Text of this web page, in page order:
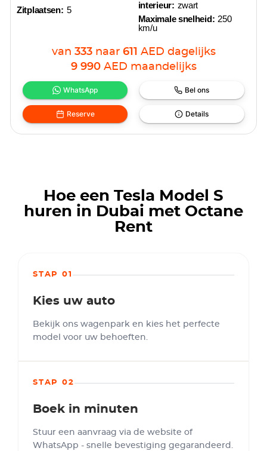
Zitplaatsen: 5
interieur: zwart
Maximale snelheid: 250
km/u
van 333 naar 611 AED dagelijks
9 990 AED maandelijks
WhatsApp Bel ons
Reserve Details
Hoe een Tesla Model S
huren in Dubai met Octane
Rent
STAP 01
Kies uw auto
Bekijk ons wagenpark en kies het perfecte
model voor uw behoeften.
STAP 02
Boek in minuten
Stuur een aanvraag via de website of
WhatsApp - snelle bevestiging gegarandeerd.